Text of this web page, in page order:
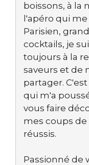
boissons, à la
l'apéro qui
Parisien,
cocktails, je
toujours à la
saveurs et de
partager.
qui m'a
vous faire
mes coups
réussis.
Passionné de